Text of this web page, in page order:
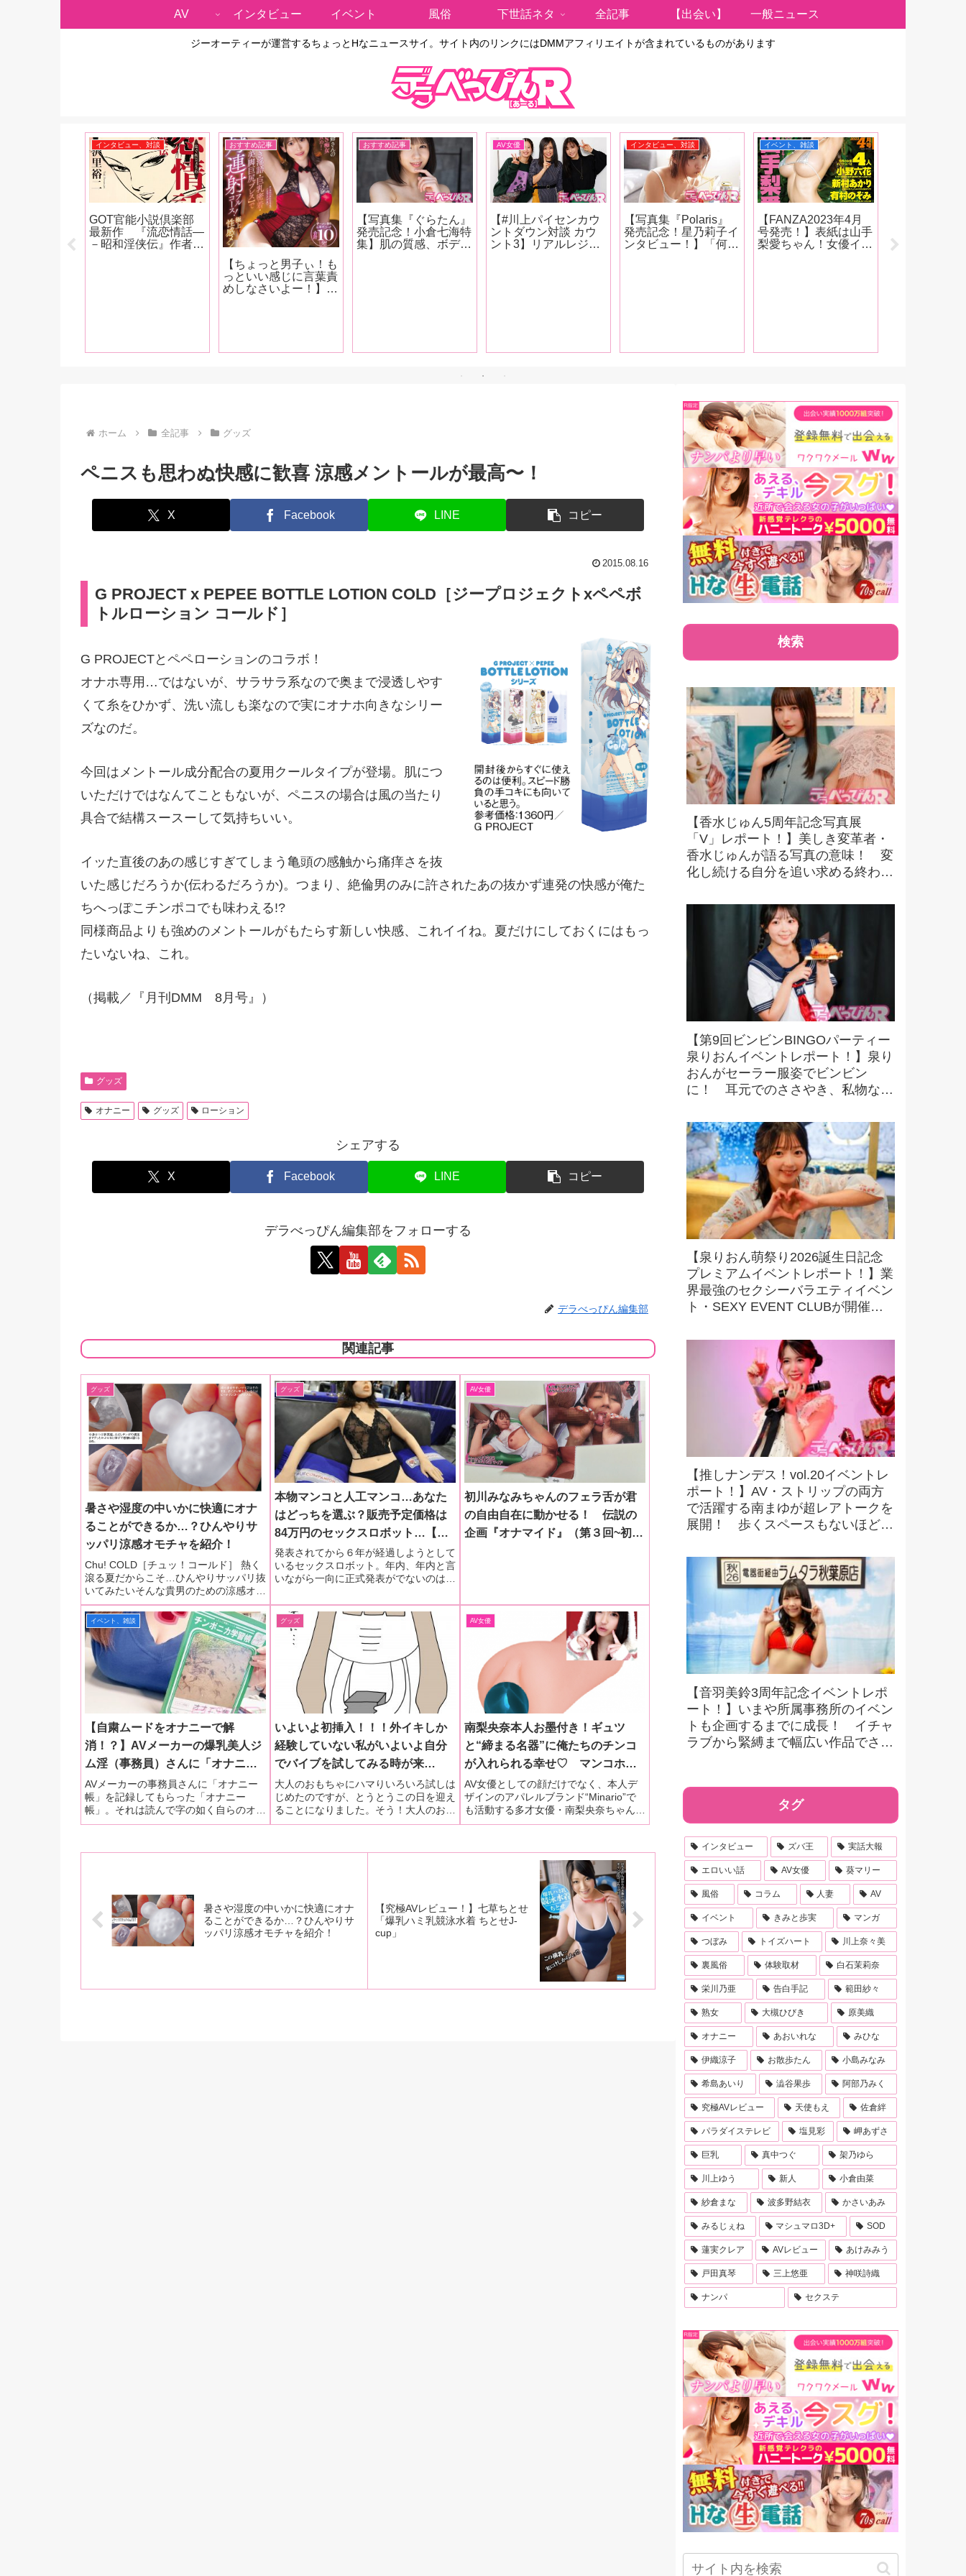
ジーオーティーが運営するちょっとHなニュースサイ。サイト内のリンクにはDMMアフィリエイトが含まれているものがあります
AV インタビュー イベント 風俗 下世話ネタ 全記事 【出会い】 一般ニュース
】「ダイエ
インタビュー、対談
GOT官能小説倶楽部
最新作 『流恋情話―
－昭和淫侠伝』作者・
おすすめ記事
【ちょっと男子ぃ！も
っといい感じに言葉責
めしなさいよー！】ち
奮する言葉を解説！
おすすめ記事
【写真集『ぐらたん』
発売記念！小倉七海特
集】肌の質感、ボディ
AV女優
【#川上パイセンカウ
ントダウン対談 カウ
ント3】リアルレジェ
インタビュー、対談
【写真集『Polaris』
発売記念！星乃莉子イ
ンタビュー！】「何を
イベント、雑談
【FANZA2023年4月
号発売！】表紙は山手
梨愛ちゃん！女優イン
集】毎年のよ
ホーム 全記事 グッズ
ペニスも思わぬ快感に歓喜 涼感メントールが最高〜！
X Facebook LINE コピー
2015.08.16
G PROJECT x PEPEE BOTTLE LOTION COLD ［ジープロジェクトxペペボ
トルローション コールド］
G PROJECTとペペローションのコラボ！
オナホ専用…ではないが、サラサラ系なので奥まで浸透しやす
くて糸をひかず、洗い流しも楽なので実にオナホ向きなシリー
ズなのだ。
今回はメントール成分配合の夏用クールタイプが登場。肌につ
いただけではなんてこともないが、ペニスの場合は風の当たり
具合で結構スースーして気持ちいい。
イッた直後のあの感じすぎてしまう亀頭の感触から痛痒さを抜
いた感じだろうか(伝わるだろうか)。つまり、絶倫男のみに許されたあの抜かず連発の快感が俺た
ちへっぽこチンポコでも味わえる!?
同様商品よりも強めのメントールがもたらす新しい快感、これイイね。夏だけにしておくにはもっ
たいないね、これ。
（掲載／『月刊DMM 8月号』）
グッズ
オナニー グッズ ローション
シェアする
X Facebook LINE コピー
デラべっぴん編集部をフォローする
デラべっぴん編集部
関連記事
グッズ
暑さや湿度の中いかに快適にオナ
ることができるか…？ひんやりサ
ッパリ涼感オモチャを紹介！
Chu! COLD［チュッ！コールド］ 熱く
滾る夏だからこそ…ひんやりサッパリ抜
いてみたいそんな貴男のための涼感オモ
チャを紹介！Chu!シリーズのサマーモ
デル！ 少量の水を入れるとローション
が湧き出すギミックはそのままだが、内
部にコーティン
グッズ
本物マンコと人工マンコ…あなた
はどっちを選ぶ？販売予定価格は
84万円のセックスロボット…【裏
ネタから役立つ情報まで！】〜タ
レコミ情報（ネタ元・編集部員K・
46歳）
発表されてから６年が経過しようとして
いるセックスロボット。年内、年内と言
いながら一向に正式発表がでないのはど
に賛否両論のわけ
AV女優
初川みなみちゃんのフェラ舌が君
の自由自在に動かせる！ 伝説の
企画『オナマイド』（第３回~初川
イベント、雑談
【自粛ムードをオナニーで解
消！？】AVメーカーの爆乳美人ジ
ム淫（事務員）さんに「オナニー
帳」を渡してオナニー記録を赤
裸々につけてもらったら。気持も
いいし、ついでにお金も貯まっち
AVメーカーの事務員さんに「オナニー
帳」を記録してもらった「オナニー
帳」。それは読んで字の如く自らのオナ
ニーを記録するためのノート。大阪にあ
グッズ
いよいよ初挿入！！！外イキしか
経験していない私がいよいよ自分
でバイブを試してみる時が来
た！〜アダルトグッズに魅せられ
た女性ライター“トイ子”がイラス
ト付きでレポートする『おもちゃ
大人のおもちゃにハマりいろいろ試しは
じめたのですが、とうとうこの日を迎え
ることになりました。そう！大人のおも
ちゃといえばバイブですよね！はじめて
AV女優
南梨央奈本人お墨付き！ギュツ
と“締まる名器”に俺たちのチンコ
が入れられる幸せ♡ マンコホー
ル『僕の南梨央奈』が遂に登
場！ オリジナルボイスのプレゼ
ントも！
AV女優としての顔だけでなく、本人デ
ザインのアパレルブランド“Minario”で
も活動する多才女優・南梨央奈ちゃん。
そんな彼女をイメージしたオナホールが
暑さや湿度の中いかに快適にオナ
ることができるか…？ひんやりサ
ッパリ涼感オモチャを紹介！
【究極AVレビュー！】七草ちとせ
「爆乳ハミ乳競泳水着 ちとせJ-
cup」
検索
【香水じゅん5周年記念写真展
「V」レポート！】美しき変革者・
香水じゅんが語る写真の意味！ 変
化し続ける自分を追い求める終わり
【第9回ビンビンBINGOパーティー
泉りおんイベントレポート！】泉り
おんがセーラー服姿でビンビン
に！ 耳元でのささやき、私物など
大興奮！
【泉りおん萌祭り2026誕生日記念
プレミアムイベントレポート！】業
界最強のセクシーバラエティイベン
ト・SEXY EVENT CLUBが開催す
の内容に大興奮！
【推しナンデス！vol.20イベントレ
ポート！】AV・ストリップの両方
で活躍する南まゆが超レアトークを
展開！ 歩くスペースもないほどの
【音羽美鈴3周年記念イベントレポ
ート！】いまや所属事務所のイベン
トも企画するまでに成長！ イチャ
ラブから緊縛まで幅広い作品でさら
タグ
インタビュー ズバ王 実話大報
エロいい話 AV女優 葵マリー
風俗 コラム 人妻 AV
イベント きみと歩実 マンガ
つぼみ トイズハート 川上奈々美
裏風俗 体験取材 白石茉莉奈
栄川乃亜 告白手記 範田紗々
熟女 大槻ひびき 原美織
オナニー あおいれな みひな
伊織涼子 お散歩たん 小島みなみ
希島あいり 澁谷果歩 阿部乃みく
究極AVレビュー 天使もえ 佐倉絆
パラダイステレビ 塩見彩 岬あずさ
巨乳 真中つぐ 架乃ゆら
川上ゆう 新人 小倉由菜
紗倉まな 波多野結衣 かさいあみ
みるじぇね マシュマロ3D+ SOD
蓮実クレア AVレビュー あけみみう
戸田真琴 三上悠亜 神咲詩織
ナンパ セクステ